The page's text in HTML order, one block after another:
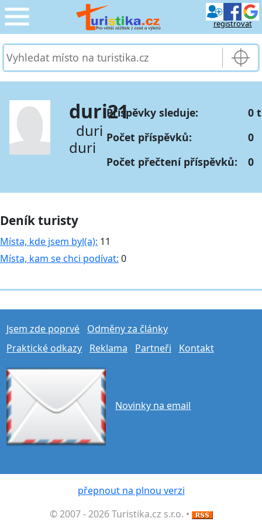
registrovat
CESTOVÁNÍ
SLUŽBY & DOPRAVA ›
PRO TURISTY ›
MOJE TURISTIKA ›
duri21
duri
duri
Příspěvky sleduje:
0
Počet příspěvků:
0
Počet přečtení příspěvků:
0
Deník turisty
Místa, kde jsem byl(a): 11
Místa, kam se chci podívat: 0
Jsem zde poprvé
Odměny za články
Praktické odkazy
Reklama Partneři Kontakt
Novinky na email
přepnout na plnou verzi
© 2007 - 2026 Turistika.cz s.r.o. •